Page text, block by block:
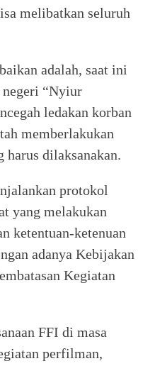
melibatkan seluruh
adalah, saat ini
“Nyiur
ledakan korban
memberlakukan
harus dilaksanakan.
protokol
yang melakukan
ketentuan-ketenuan
adanya Kebijakan
Kegiatan
FFI di masa
perfilman,